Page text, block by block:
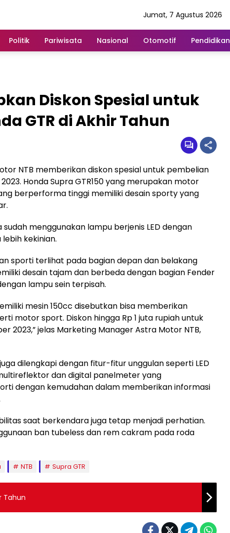
Jumat, 7 Agustus 2026
Politik Pariwisata Nasional Otomotif Pendidikan
Diskon Spesial untuk
GTR di Akhir Tahun
NTB memberikan diskon spesial untuk pembelian
Honda Supra GTR150 yang merupakan motor
berperforma tinggi memiliki desain sporty yang
sudah menggunakan lampu berjenis LED dengan
kekinian.
sporti terlihat pada bagian depan dan belakang
desain tajam dan berbeda dengan bagian Fender
lampu sein terpisah.
mesin 150cc disebutkan bisa memberikan
motor sport. Diskon hingga Rp 1 juta rupiah untuk
2023,” jelas Marketing Manager Astra Motor NTB,
juga dilengkapi dengan fitur-fitur unggulan seperti LED
dan digital panelmeter yang
dengan kemudahan dalam memberikan informasi
saat berkendara juga tetap menjadi perhatian.
ban tubeless dan rem cakram pada roda
NTB Supra GTR
Tahun